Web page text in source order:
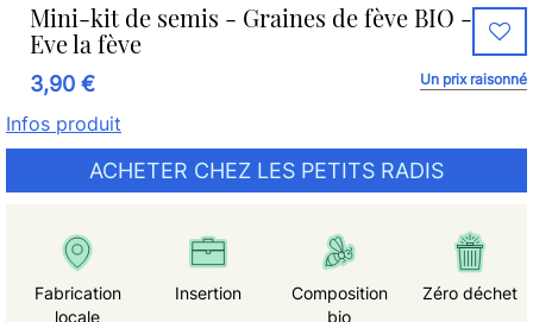
Mini-kit de semis - Graines de fève BIO -
Eve la fève
3,90 € Un prix raisonné
Infos produit
ACHETER CHEZ LES PETITS RADIS
Fabrication
locale
Insertion
Composition
bio
Zéro déchet